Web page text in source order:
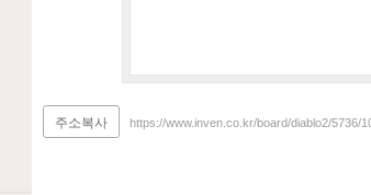
주소복사 https://www.inven.co.kr/board/diablo2/5736/